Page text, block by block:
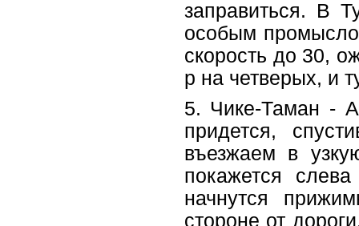
заправиться. В
особым
скорость до 30,
р на четверых, и
5. Чике-Таман -
придется,
въезжаем в
покажется
начнутся
стороне от